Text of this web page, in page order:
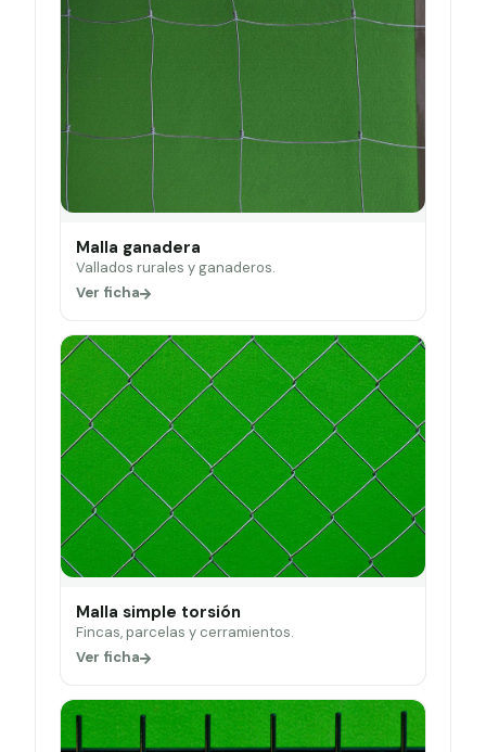
Malla ganadera
Vallados rurales y ganaderos.
Ver ficha
Malla simple torsión
Fincas, parcelas y cerramientos.
Ver ficha